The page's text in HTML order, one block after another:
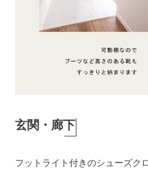
玄関・廊下
フットライト付きのシューズク